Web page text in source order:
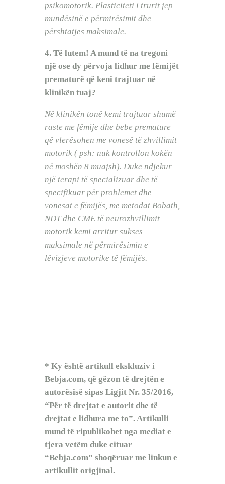
psikomotorik. Plasticiteti i trurit jep
mundësinë e përmirësimit dhe
përshtatjes maksimale.
4. Të lutem! A mund të na tregoni
një ose dy përvoja lidhur me fëmijët
prematurë që keni trajtuar në
klinikën tuaj?
Në klinikën tonë kemi trajtuar shumë
raste me fëmije dhe bebe premature
që vlerësohen me vonesë të zhvillimit
motorik ( psh: nuk kontrollon kokën
në moshën 8 muajsh). Duke ndjekur
një terapi të specializuar dhe të
specifikuar për problemet dhe
vonesat e fëmijës, me metodat Bobath,
NDT dhe CME të neurozhvillimit
motorik kemi arritur sukses
maksimale në përmirësimin e
lëvizjeve motorike të fëmijës.
* Ky është artikull ekskluziv i
Bebja.com, që gëzon të drejtën e
autorësisë sipas Ligjit Nr. 35/2016,
“Për të drejtat e autorit dhe të
drejtat e lidhura me to”. Artikulli
mund të ripublikohet nga mediat e
tjera vetëm duke cituar
“Bebja.com” shoqëruar me linkun e
artikullit origjinal.